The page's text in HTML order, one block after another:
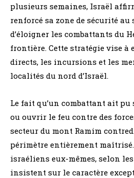
plusieurs semaines, Israël
renforcé sa zone de sécurité au
d’éloigner les combattants du
frontière. Cette stratégie vise à
directs, les incursions et les
localités du nord d’Israël.
Le fait qu’un combattant ait pu
ou ouvrir le feu contre des
secteur du mont Ramim
périmètre entièrement maîtrisé.
israéliens eux-mêmes, selon
insistent sur le caractère